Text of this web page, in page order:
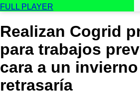
FULL PLAYER
Realizan Cogrid
para trabajos
cara a un
retrasaría